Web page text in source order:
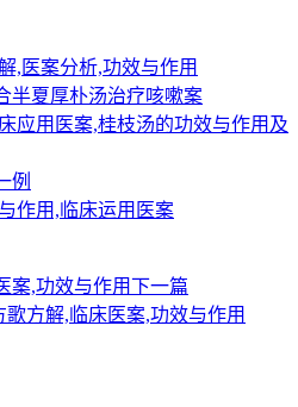
,医案分析,功效与作用
半夏厚朴汤治疗咳嗽案
应用医案,桂枝汤的功效与作用及
例
作用,临床运用医案
案,功效与作用下一篇
方解,临床医案,功效与作用